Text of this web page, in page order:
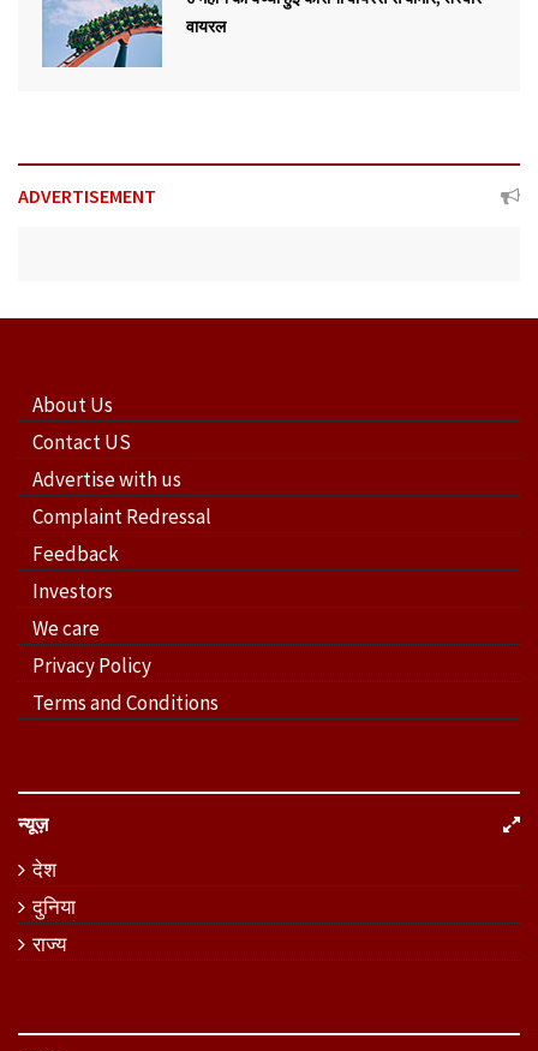
वायरल
ADVERTISEMENT
About Us
Contact US
Advertise with us
Complaint Redressal
Feedback
Investors
We care
Privacy Policy
Terms and Conditions
न्यूज़
देश
दुनिया
राज्य